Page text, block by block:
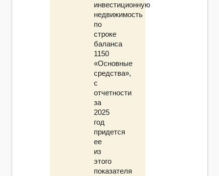
инвестиционную
недвижимость
по
строке
баланса
1150
«Основные
средства»,
с
отчетности
за
2025
год
придется
ее
из
этого
показателя